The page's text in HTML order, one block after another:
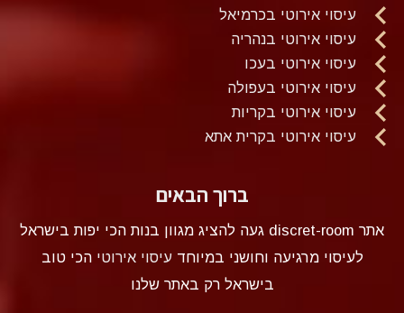
עיסוי אירוטי בכרמיאל
עיסוי אירוטי בנהריה
עיסוי אירוטי בעכו
עיסוי אירוטי בעפולה
עיסוי אירוטי בקריות
עיסוי אירוטי בקרית אתא
ברוך הבאים
אתר discret-room געה להציג מגוון בנות הכי יפות בישראל
לעיסוי מרגיעה וחושני במיוחדעיסוי אירוטי הכי טוב
בישראל רק באתר שלנו